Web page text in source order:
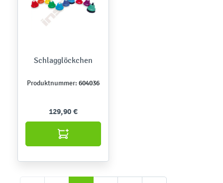
Schlagglöckchen
Produktnummer: 604036
129,90 €